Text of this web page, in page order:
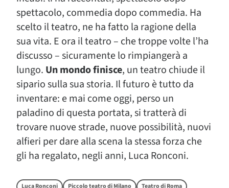
spettacolo, commedia dopo commedia. Ha
scelto il teatro, ne ha fatto la ragione della
sua vita. E ora il teatro – che troppe volte l’ha
discusso – sicuramente lo rimpiangerà a
lungo. Un mondo finisce, un teatro chiude il
sipario sulla sua storia. Il futuro è tutto da
inventare: e mai come oggi, perso un
paladino di questa portata, si tratterà di
trovare nuove strade, nuove possibilità, nuovi
alfieri per dare alla scena la stessa forza che
gli ha regalato, negli anni, Luca Ronconi.
Luca Ronconi Piccolo teatro di Milano Teatro di Roma